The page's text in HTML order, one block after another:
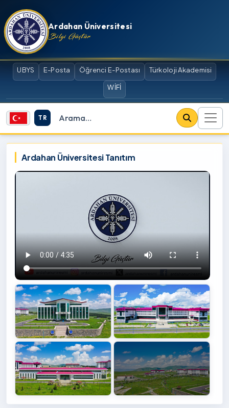
İçeriğe atla
Ardahan Üniversitesi
Bilgi Güçtür
UBYS E-Posta Öğrenci E-Postası Türkoloji Akademisi
WİFİ
TR
Site içi arama
Ardahan Üniversitesi
Ardahan Üniversitesi Tanıtım